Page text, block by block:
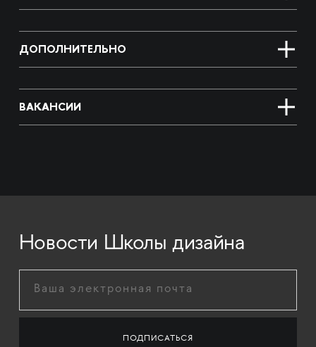
ДОПОЛНИТЕЛЬНО
ВАКАНСИИ
Новости Школы дизайна